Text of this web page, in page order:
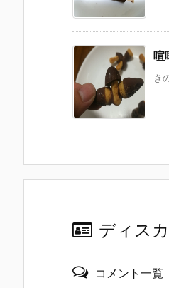
喧
き
ディス
コメント一覧